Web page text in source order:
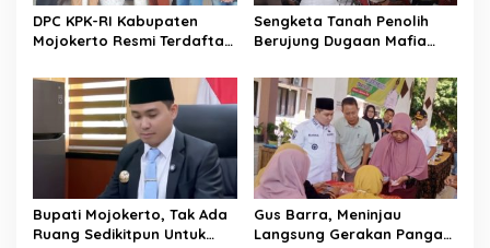
DPC KPK-RI Kabupaten
Mojokerto Resmi Terdaftar
Berbakat Siap Bawa
Perubahan
Sengketa Tanah Penolih
Berujung Dugaan Mafia
APH
Bupati Mojokerto, Tak Ada
Ruang Sedikitpun Untuk
Gus Barra, Meninjau
Langsung Gerakan Pangan